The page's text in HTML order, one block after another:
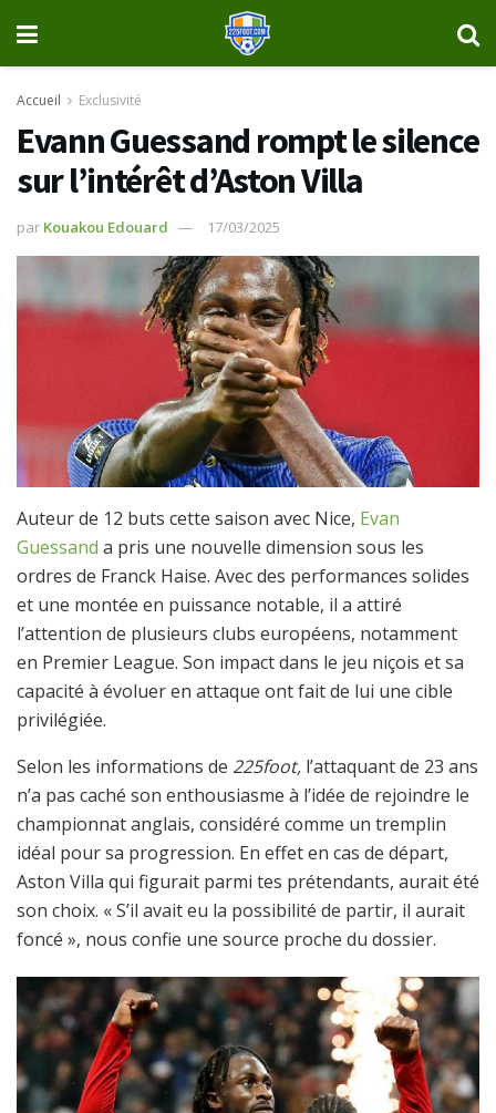
Accueil Exclusivité
Evann Guessand rompt le silence
sur l’intérêt d’Aston Villa
par Kouakou Edouard 17/03/2025
Auteur de 12 buts cette saison avec Nice, Evan
Guessand a pris une nouvelle dimension sous les
ordres de Franck Haise. Avec des performances solides
et une montée en puissance notable, il a attiré
l’attention de plusieurs clubs européens, notamment
en Premier League. Son impact dans le jeu niçois et sa
capacité à évoluer en attaque ont fait de lui une cible
privilégiée.
Selon les informations de 225foot, l’attaquant de 23 ans
n’a pas caché son enthousiasme à l’idée de rejoindre le
championnat anglais, considéré comme un tremplin
idéal pour sa progression. En effet en cas de départ,
Aston Villa qui figurait parmi tes prétendants, aurait été
son choix. « S’il avait eu la possibilité de partir, il aurait
foncé », nous confie une source proche du dossier.